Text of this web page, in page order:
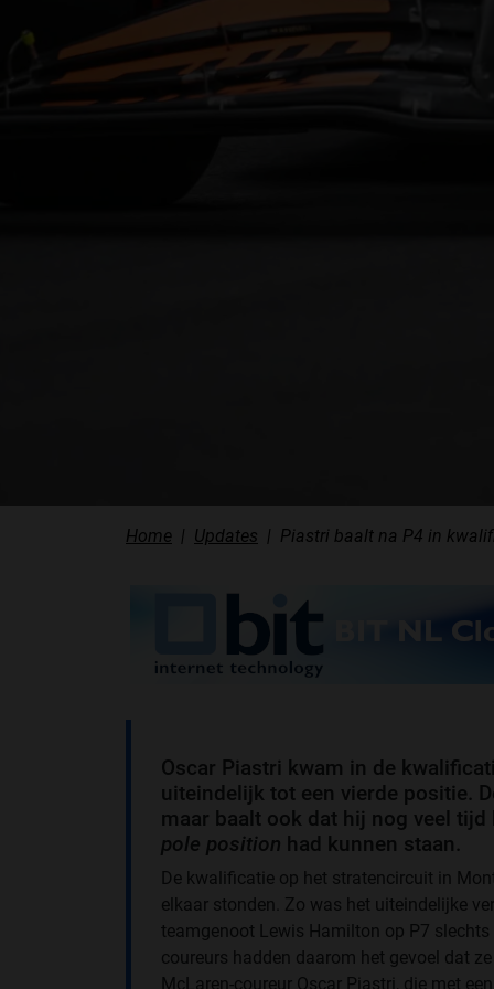
Home Updates Piastri baalt na P4 in
Oscar Piastri kwam in de
uiteindelijk tot een vierde positie.
maar baalt ook dat hij nog veel
pole position had kunnen staan.
De kwalificatie op het stratencircuit in
elkaar stonden. Zo was het uiteindelijke
teamgenoot Lewis Hamilton op P7 slechts
coureurs hadden daarom het gevoel dat
McLaren-coureur Oscar Piastri, die met